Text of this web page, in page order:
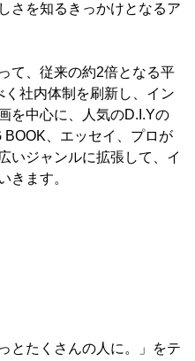
さを知るきっかけとなるア
て、従来の約2倍となる平
社内体制を刷新し、イン
を中心に、人気のD.I.Yの
、エッセイ、プロが
いジャンルに拡張して、イ
きます。
とたくさんの人に。」をテ